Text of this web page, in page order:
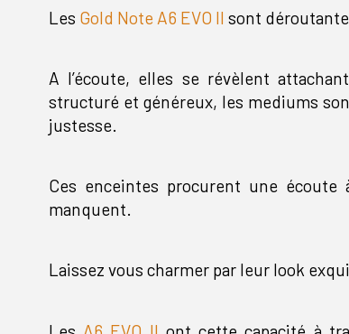
Les Gold Note A6 EVO II sont
A l’écoute, elles se révèlent
structuré et généreux, les mediums
justesse.
Ces enceintes procurent une
manquent.
Laissez vous charmer par leur look